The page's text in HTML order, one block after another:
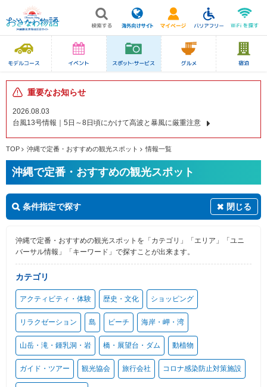
重要なお知らせ
2026.08.03
台風13号情報｜5日～8日頃にかけて高波と暴風に厳重注意
TOP 沖縄で定番・おすすめの観光スポット 情報一覧
沖縄で定番・おすすめの観光スポット
条件指定で探す 閉じる
沖縄で定番・おすすめの観光スポットを「カテゴリ」「エリア」「ユニ
バーサル情報」「キーワード」で探すことが出来ます。
カテゴリ
アクティビティ・体験 歴史・文化 ショッピング
リラクゼーション 島 ビーチ 海岸・岬・湾
山岳・滝・鍾乳洞・岩 橋・展望台・ダム 動植物
ガイド・ツアー 観光協会 旅行会社 コロナ感染防止対策施設